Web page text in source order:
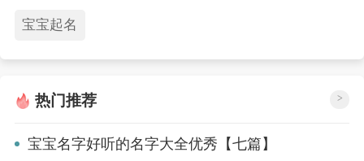
宝宝起名
热门推荐 >
宝宝名字好听的名字大全优秀【七篇】